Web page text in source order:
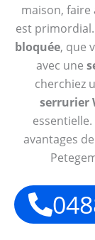
maison, faire
est
bloquée, que
avec une
cherchiez
serrurier
avantages